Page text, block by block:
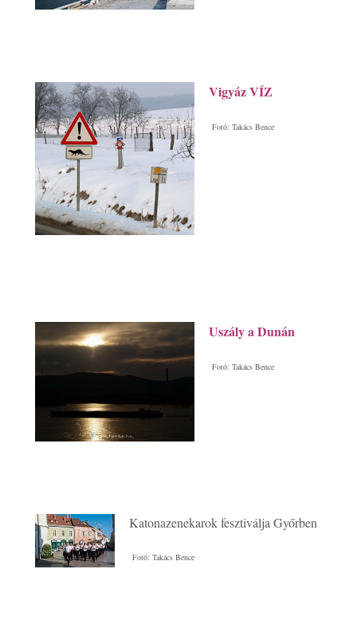
Vigyáz VÍZ
Fotó: Takács Bence
Uszály a Dunán
Fotó: Takács Bence
Katonazenekarok fesztiválja Győrben
Fotó: Takács Bence